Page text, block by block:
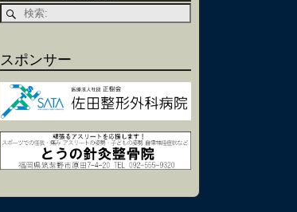
スポンサー